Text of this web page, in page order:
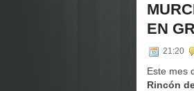
EN
21:20
Este mes
Rincón